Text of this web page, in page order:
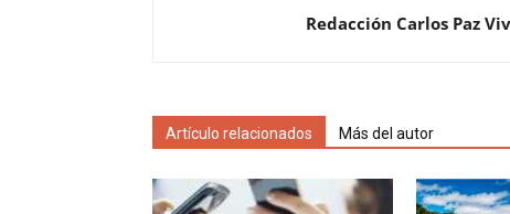
Redacción Carlos Paz
Artículo relacionados Más del autor